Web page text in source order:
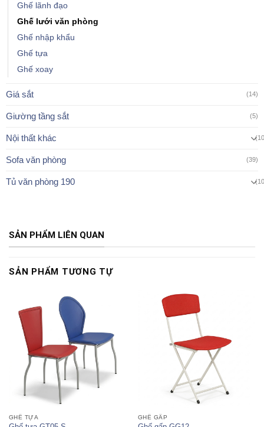
Ghế lãnh đạo
Ghế lưới văn phòng
Ghế nhập khẩu
Ghế tựa
Ghế xoay
Giá sắt (14)
Giường tầng sắt (5)
Nội thất khác
Sofa văn phòng (39)
Tủ văn phòng 190
SẢN PHẨM LIÊN QUAN
SẢN PHẨM TƯƠNG TỰ
GHẾ TỰA GHẾ GẤP